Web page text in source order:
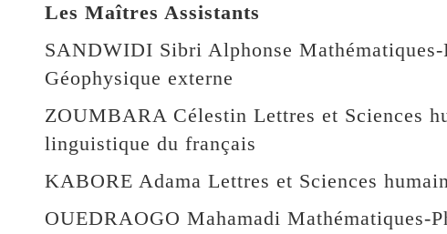
Les Maîtres Assistants
SANDWIDI Sibri Alphonse
Géophysique externe
ZOUMBARA Célestin Lettres et Sciences
linguistique du français
KABORE Adama Lettres et Sciences
OUEDRAOGO Mahamadi Mathématiques-